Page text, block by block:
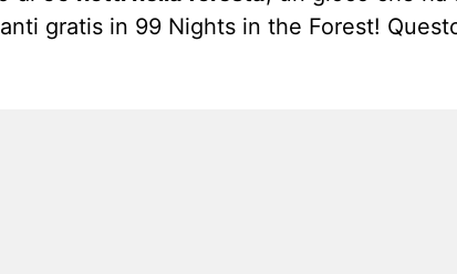
gratis in 99 Nights in the Forest!